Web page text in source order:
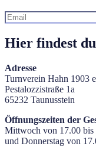
Hier findest
Adresse
Turnverein Hahn 1903
Pestalozzistraße 1a
65232 Taunusstein
Öffnungszeiten der
Mittwoch von 17.00 bis
und Donnerstag von